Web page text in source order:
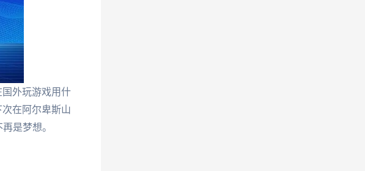
外玩游戏用什
在阿尔卑斯山
是梦想。